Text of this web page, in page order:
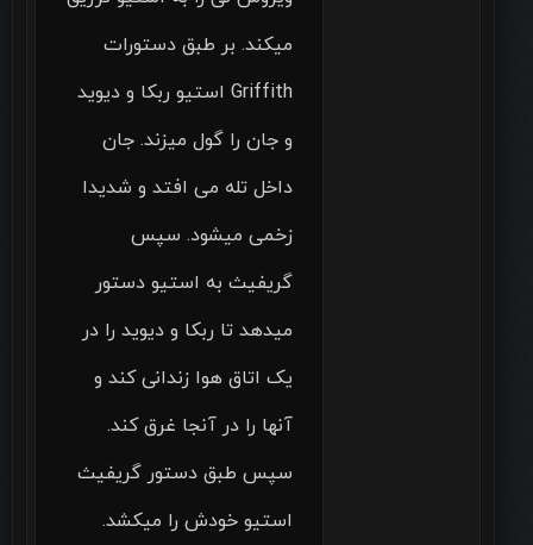
میکند. بر طبق دستورات
Griffith استیو ربکا و دیوید
و جان را گول میزند. جان
داخل تله می افتد و شدیدا
زخمی میشود. سپس
گریفیث به استیو دستور
میدهد تا ربکا و دیوید را در
یک اتاق هوا زندانی کند و
آنها را در آنجا غرق کند.
سپس طبق دستور گریفیث
استیو خودش را میکشد.